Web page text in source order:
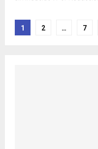
Paginación
1 2 … 7